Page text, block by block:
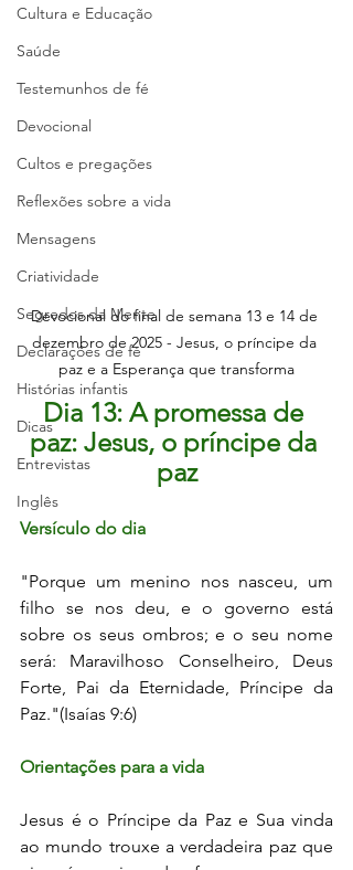
Cultura e Educação
Saúde
Testemunhos de fé
Devocional
Cultos e pregações
Reflexões sobre a vida
Mensagens
Criatividade
Segredos da Mente
Declarações de fé
Histórias infantis
Dicas
Entrevistas
Inglês
Devocional do final de semana 13 e 14 de
dezembro de 2025 - Jesus, o príncipe da
paz e a Esperança que transforma
Dia 13: A promessa de
paz: Jesus, o príncipe da
paz
Versículo do dia
"Porque um menino nos nasceu, um
filho se nos deu, e o governo está
sobre os seus ombros; e o seu nome
será: Maravilhoso Conselheiro, Deus
Forte, Pai da Eternidade, Príncipe da
Paz."(Isaías 9:6)
Orientações para a vida
Jesus é o Príncipe da Paz e Sua vinda
ao mundo trouxe a verdadeira paz que